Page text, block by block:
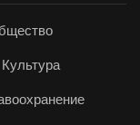
Культура